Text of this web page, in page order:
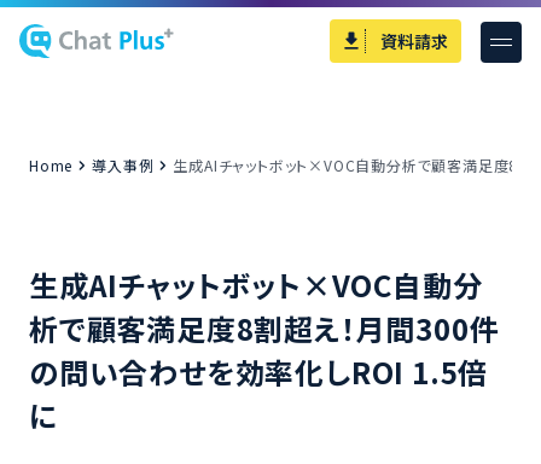
資料請求
Home 導入事例 生成AIチャットボット×VOC自動分析で顧客満足度8
生成AIチャットボット×VOC自動分
析で顧客満足度8割超え！月間300件
の問い合わせを効率化しROI 1.5倍
に